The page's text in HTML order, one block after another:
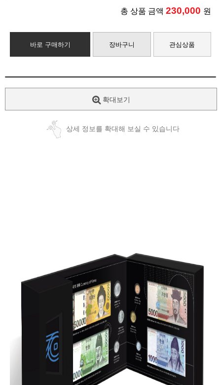
총 상품 금액 230,000 원
바로 구매하기 장바구니 관심상품
확대보기
상세 정보를 확대해 보실 수 있습니다